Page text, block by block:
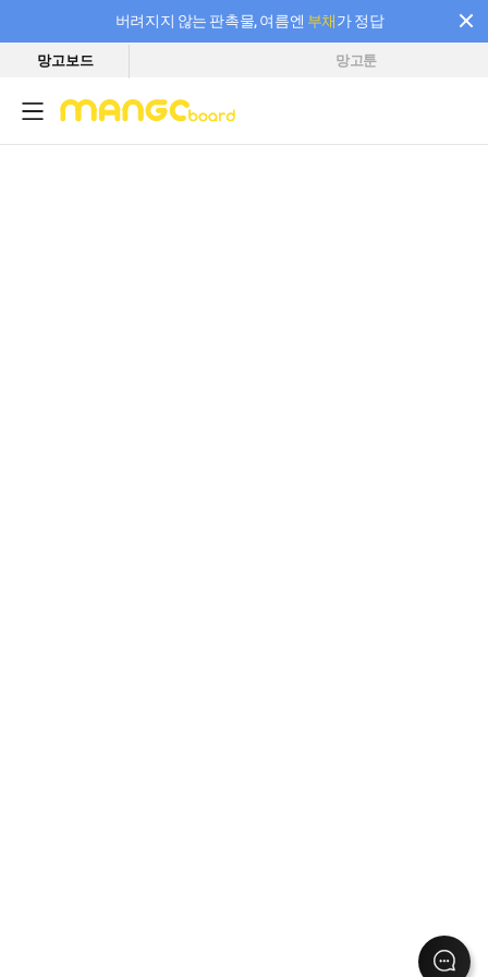
버려지지 않는 판촉물, 여름엔 부채가 정답
필요한 만큼 충전하고 끊김 없이 작업하세요! 새로워진 AI 부스터 요금제
망고보드 망고툰